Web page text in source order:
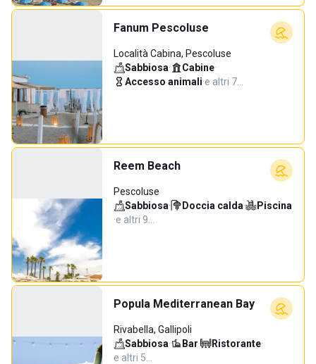
Fanum Pescoluse
Località Cabina, Pescoluse
Sabbiosa· Cabine·
Accesso animali·e altri 7…
Reem Beach
Pescoluse
Sabbiosa· Doccia calda·
Piscina
·e altri 9…
Popula Mediterranean Bay
Rivabella, Gallipoli
Sabbiosa· Bar· Ristorante·
e altri 5…